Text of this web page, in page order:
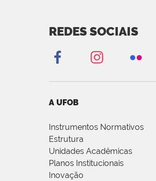
REDES SOCIAIS
A UFOB
Instrumentos Normativos
Estrutura
Unidades Acadêmicas
Planos Institucionais
Inovação